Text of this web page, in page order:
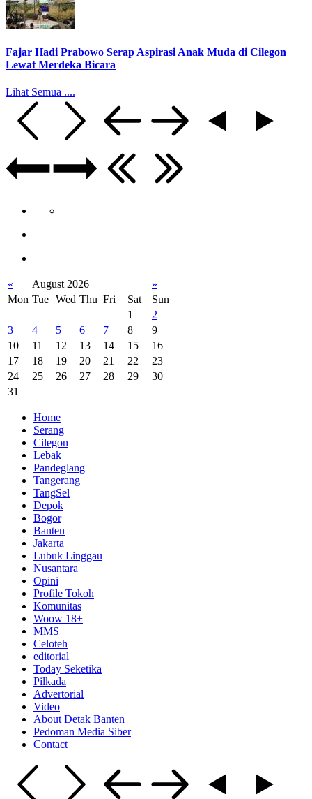
Fajar Hadi Prabowo Serap Aspirasi Anak Muda di Cilegon
Lewat Merdeka Bicara
Lihat Semua ....
« August 2026
»
Mon Tue Wed Thu Fri Sat
Sun
1
2
3
4 5 6 7 8
9
10
11 12 13 14 15
16
17
18 19 20 21 22
23
24
25 26 27 28 29
30
31
Home
Serang
Cilegon
Lebak
Pandeglang
Tangerang
TangSel
Depok
Bogor
Banten
Jakarta
Lubuk Linggau
Nusantara
Opini
Profile Tokoh
Komunitas
Woow 18+
MMS
Celoteh
editorial
Today Seketika
Pilkada
Advertorial
Video
About Detak Banten
Pedoman Media Siber
Contact